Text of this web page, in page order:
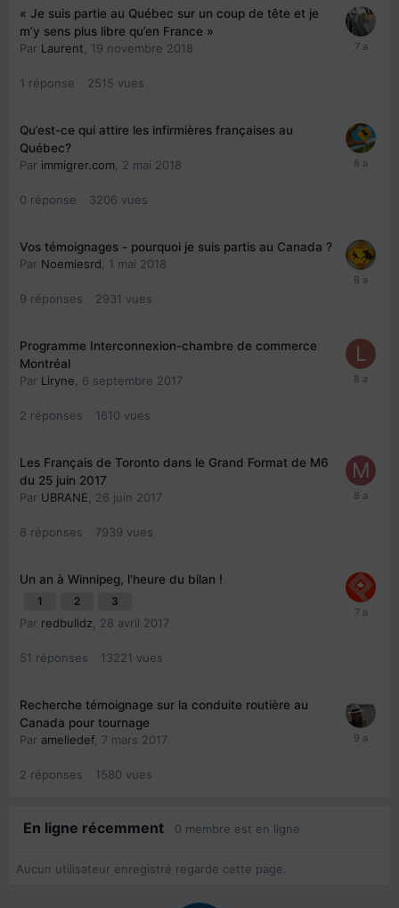
« Je suis partie au Québec sur un coup de tête et je
m’y sens plus libre qu’en France »
Par Laurent 19 novembre 2018
1 réponse 2515 vues
Qu’est-ce qui attire les infirmières françaises au
Québec?
Par immigrer.com 2 mai 2018
0 réponse 3206 vues
Vos témoignages - pourquoi je suis partis au Canada ?
Par Noemiesrd 1 mai 2018
9 réponses 2931 vues
Programme Interconnexion-chambre de commerce
Montréal
Par Liryne 6 septembre 2017
2 réponses 1610 vues
Les Français de Toronto dans le Grand Format de M6
du 25 juin 2017
Par UBRANE 26 juin 2017
8 réponses 7939 vues
Un an à Winnipeg, l'heure du bilan !
1 2 3
Par redbulldz 28 avril 2017
51 réponses 13221 vues
Recherche témoignage sur la conduite routière au
Canada pour tournage
Par ameliedef 7 mars 2017
2 réponses 1580 vues
En ligne récemment 0 membre est en ligne
Aucun utilisateur enregistré regarde cette page.